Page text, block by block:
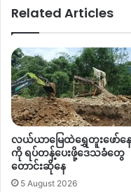
သုံးဆီပြတ်လပ်မှုတွေ ကြုံလ
က မတ်လ ၃ ရက်နေ့မှာဘဲ
အဲ့ဒီထုတ်ပြန်ချက်ထဲမှာ ပု
တွေမှာ စုံအက္ခရာပါတဲ့ယာ
တွေကို အသုံးပြုဖို့၊EVလို့ခ
ကတော့ နေ့စဥ်မောင်းနှ
ချွင်းချက်အနေနဲ့တော့ အ
ဥ်တွေ၊ အငှားယာဥ်တွေ၊
Related Articles
လယ်ယာမြေထဲရွှေတူးဖော်န
ကို ရပ်တန့်ပေးဖို့ဒေသခံတွေ
တောင်းဆိုနေ
5 August 2026